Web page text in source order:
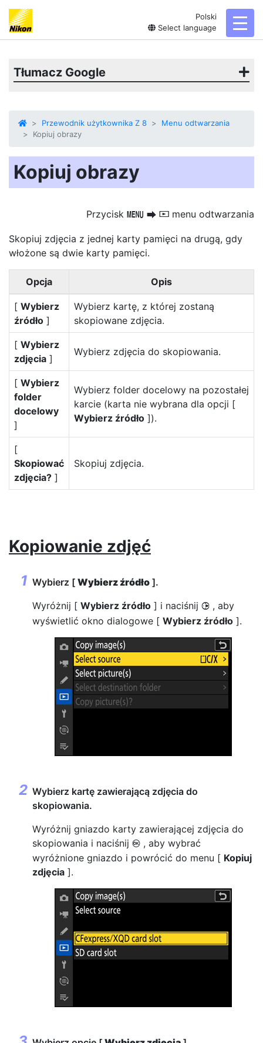
Polski
Select language
Tłumacz Google
Przewodnik użytkownika Z 8
Menu odtwarzania
Kopiuj obrazy
Kopiuj obrazy
Przycisk G U D menu odtwarzania
Skopiuj zdjęcia z jednej karty pamięci na drugą, gdy
włożone są dwie karty pamięci.
Opcja Opis
[ Wybierz
źródło ]
Wybierz kartę, z której zostaną
skopiowane zdjęcia.
[ Wybierz
zdjęcia ]
Wybierz zdjęcia do skopiowania.
[ Wybierz
folder
docelowy
]
Wybierz folder docelowy na pozostałej
karcie (karta nie wybrana dla opcji [
Wybierz źródło ]).
[
Skopiować
zdjęcia? ]
Skopiuj zdjęcia.
Kopiowanie zdjęć
Wybierz [ Wybierz źródło ].
Wyróżnij [ Wybierz źródło ] i naciśnij 2 , aby
wyświetlić okno dialogowe [ Wybierz źródło ].
Wybierz kartę zawierającą zdjęcia do
skopiowania.
Wyróżnij gniazdo karty zawierającej zdjęcia do
skopiowania i naciśnij J , aby wybrać
wyróżnione gniazdo i powrócić do menu [ Kopiuj
zdjęcia ].